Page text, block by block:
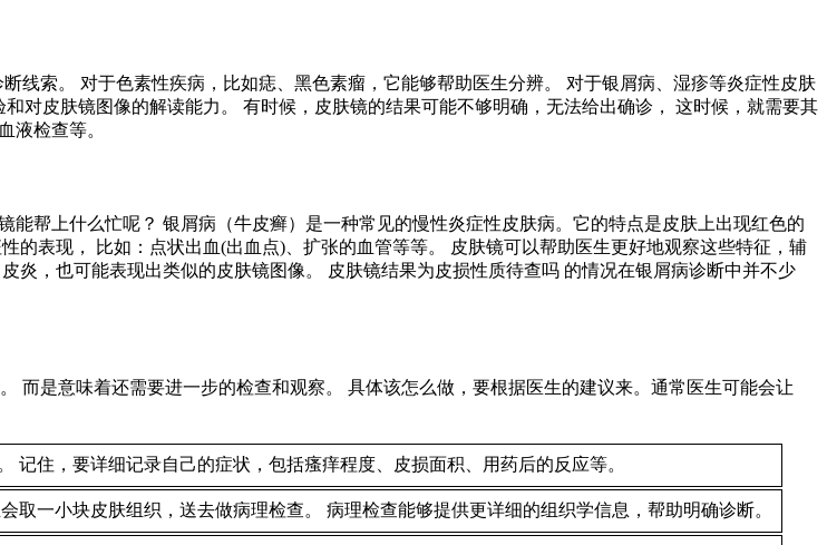
线索。 对于色素性疾病，比如痣、黑色素瘤，它能够帮助医生分辨。 对于银屑病、湿疹等炎症性皮肤
对皮肤镜图像的解读能力。 有时候，皮肤镜的结果可能不够明确，无法给出确诊， 这时候，就需要其
液检查等。
帮上什么忙呢？ 银屑病（牛皮癣）是一种常见的慢性炎症性皮肤病。它的特点是皮肤上出现红色的
表现， 比如：点状出血(出血点)、扩张的血管等等。 皮肤镜可以帮助医生更好地观察这些特征，辅
炎，也可能表现出类似的皮肤镜图像。 皮肤镜结果为皮损性质待查吗 的情况在银屑病诊断中并不少
而是意味着还需要进一步的检查和观察。 具体该怎么做，要根据医生的建议来。通常医生可能会让
记住，要详细记录自己的症状，包括瘙痒程度、皮损面积、用药后的反应等。
取一小块皮肤组织，送去做病理检查。 病理检查能够提供更详细的组织学信息，帮助明确诊断。